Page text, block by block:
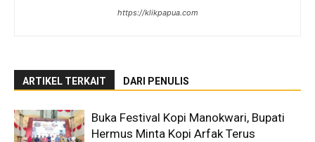
https://klikpapua.com
ARTIKEL TERKAIT DARI PENULIS
Buka Festival Kopi Manokwari, Bupati
Hermus Minta Kopi Arfak Terus